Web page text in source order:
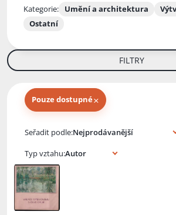
Kategorie: Umění a architektura
Ostatní
FILTRY
Pouze dostupné×
Seřadit podle:
Typ vztahu: